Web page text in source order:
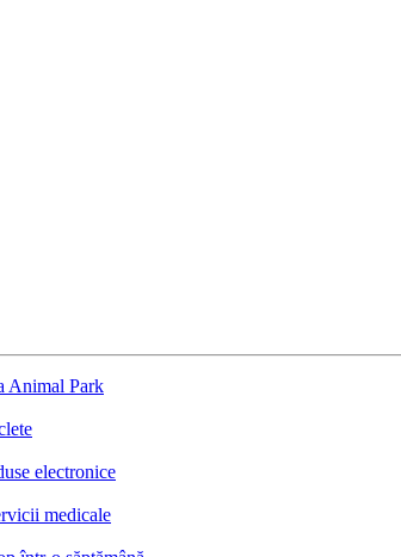
Animal Park
electronice
medicale